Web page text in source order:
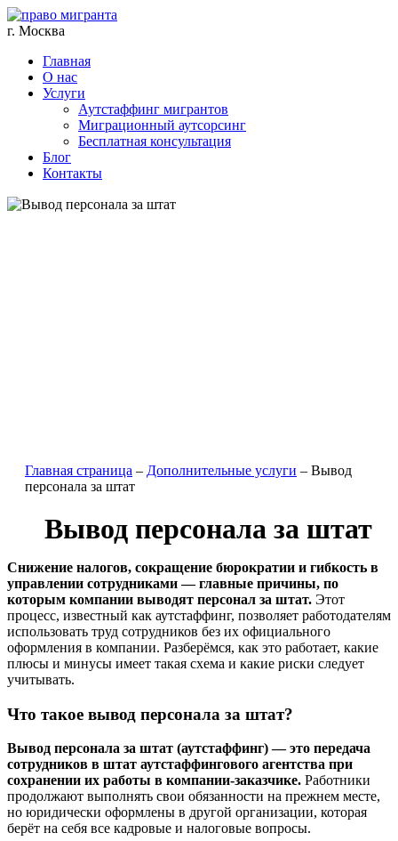
г. Москва
Главная
О нас
Услуги
Аутстаффинг мигрантов
Миграционный аутсорсинг
Бесплатная консультация
Блог
Контакты
Главная страница – Дополнительные услуги – Вывод
персонала за штат
Вывод персонала за штат
Снижение налогов, сокращение бюрократии и гибкость в
управлении сотрудниками — главные причины, по
которым компании выводят персонал за штат. Этот
процесс, известный как аутстаффинг, позволяет работодателям
использовать труд сотрудников без их официального
оформления в компании. Разберёмся, как это работает, какие
плюсы и минусы имеет такая схема и какие риски следует
учитывать.
Что такое вывод персонала за штат?
Вывод персонала за штат (аутстаффинг) — это передача
сотрудников в штат аутстаффингового агентства при
сохранении их работы в компании-заказчике. Работники
продолжают выполнять свои обязанности на прежнем месте,
но юридически оформлены в другой организации, которая
берёт на себя все кадровые и налоговые вопросы.